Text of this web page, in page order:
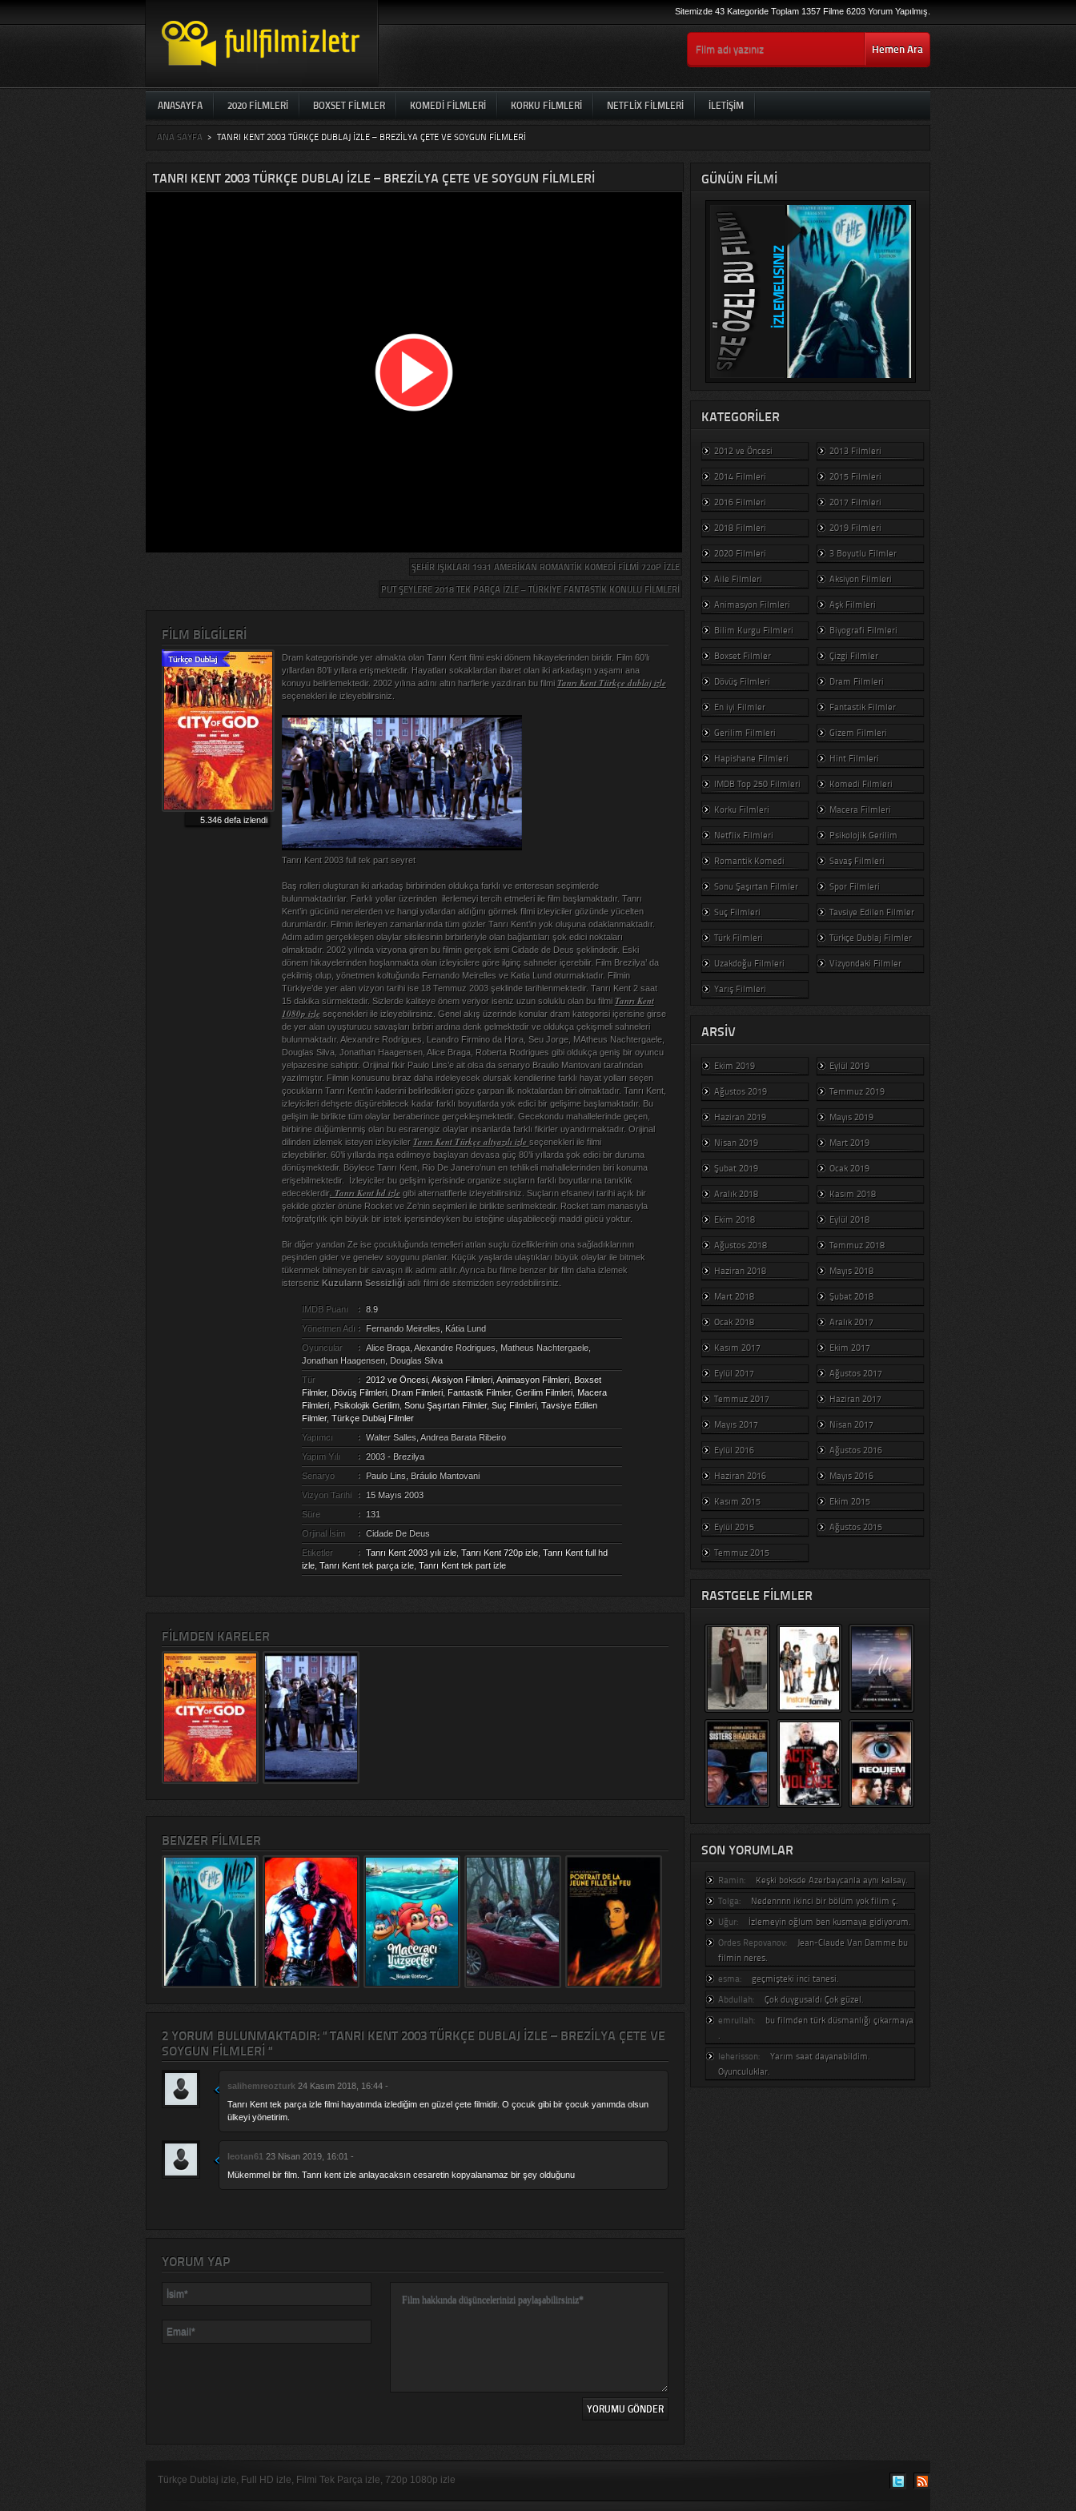
Sitemizde 43 Kategoride Toplam 1357 Filme 6203 Yorum Yapılmış.
Hemen Ara
ANASAYFA 2020 FILMLERI BOXSET FILMLER KOMEDI FILMLERI KORKU FILMLERI NETFLIX FILMLERI İLETIŞIM
ANA SAYFA > TANRI KENT 2003 TÜRKÇE DUBLAJ IZLE – BREZILYA ÇETE VE SOYGUN FILMLERI
TANRI KENT 2003 TÜRKÇE DUBLAJ IZLE – BREZILYA ÇETE VE SOYGUN FILMLERI
ŞEHIR IŞIKLARI 1931 AMERIKAN ROMANTIK KOMEDI FILMI 720P IZLE
PUT ŞEYLERE 2018 TEK PARÇA IZLE – TÜRKIYE FANTASTIK KONULU FILMLERI
FILM BILGILERI
5.346 defa izlendi
Dram kategorisinde yer almakta olan Tanrı Kent filmi eski dönem hikayelerinden biridir. Film 60’lı
yıllardan 80’li yıllara erişmektedir. Hayatları sokaklardan ibaret olan iki arkadaşın yaşamı ana
konuyu belirlemektedir. 2002 yılına adını altın harflerle yazdıran bu filmi Tanrı Kent Türkçe dublaj izle
seçenekleri ile izleyebilirsiniz.
Tanrı Kent 2003 full tek part seyret
Baş rolleri oluşturan iki arkadaş birbirinden oldukça farklı ve enteresan seçimlerde
bulunmaktadırlar. Farklı yollar üzerinden ilerlemeyi tercih etmeleri ile film başlamaktadır. Tanrı
Kent’in gücünü nerelerden ve hangi yollardan aldığını görmek filmi izleyiciler gözünde yücelten
durumlardır. Filmin ilerleyen zamanlarında tüm gözler Tanrı Kent’in yok oluşuna odaklanmaktadır.
Adım adım gerçekleşen olaylar silsilesinin birbirleriyle olan bağlantıları şok edici noktaları
olmaktadır. 2002 yılında vizyona giren bu filmin gerçek ismi Cidade de Deus şeklindedir. Eski
dönem hikayelerinden hoşlanmakta olan izleyicilere göre ilginç sahneler içerebilir. Film Brezilya’ da
çekilmiş olup, yönetmen koltuğunda Fernando Meirelles ve Katia Lund oturmaktadır. Filmin
Türkiye’de yer alan vizyon tarihi ise 18 Temmuz 2003 şeklinde tarihlenmektedir. Tanrı Kent 2 saat
15 dakika sürmektedir. Sizlerde kaliteye önem veriyor iseniz uzun soluklu olan bu filmi Tanrı Kent
1080p izleseçenekleri ile izleyebilirsiniz. Genel akış üzerinde konular dram kategorisi içerisine girse
de yer alan uyuşturucu savaşları birbiri ardına denk gelmektedir ve oldukça çekişmeli sahneleri
bulunmaktadır. Alexandre Rodrigues, Leandro Firmino da Hora, Seu Jorge, MAtheus Nachtergaele,
Douglas Silva, Jonathan Haagensen, Alice Braga, Roberta Rodrigues gibi oldukça geniş bir oyuncu
yelpazesine sahiptir. Orijinal fikir Paulo Lins’e ait olsa da senaryo Braulio Mantovani tarafından
yazılmıştır. Filmin konusunu biraz daha irdeleyecek olursak kendilerine farklı hayat yolları seçen
çocukların Tanrı Kent’in kaderini belirledikleri göze çarpan ilk noktalardan biri olmaktadır. Tanrı Kent,
izleyicileri dehşete düşürebilecek kadar farklı boyutlarda yok edici bir gelişime başlamaktadır. Bu
gelişim ile birlikte tüm olaylar beraberince gerçekleşmektedir. Gecekondu mahallelerinde geçen,
birbirine düğümlenmiş olan bu esrarengiz olaylar insanlarda farklı fikirler uyandırmaktadır. Orijinal
dilinden izlemek isteyen izleyiciler Tanrı Kent Türkçe altyazılı izle seçenekleri ile filmi
izleyebilirler. 60’li yıllarda inşa edilmeye başlayan devasa güç 80’li yıllarda şok edici bir duruma
dönüşmektedir. Böylece Tanrı Kent, Rio De Janeiro’nun en tehlikeli mahallelerinden biri konuma
erişebilmektedir. İzleyiciler bu gelişim içerisinde organize suçların farklı boyutlarına tanıklık
edeceklerdir. Tanrı Kent hd izlegibi alternatiflerle izleyebilirsiniz. Suçların efsanevi tarihi açık bir
şekilde gözler önüne Rocket ve Ze’nin seçimleri ile birlikte serilmektedir. Rocket tam manasıyla
fotoğrafçılık için büyük bir istek içerisindeyken bu isteğine ulaşabileceği maddi gücü yoktur.
Bir diğer yandan Ze ise çocukluğunda temelleri atılan suçlu özelliklerinin ona sağladıklarının
peşinden gider ve genelev soygunu planlar. Küçük yaşlarda ulaştıkları büyük olaylar ile bitmek
tükenmek bilmeyen bir savaşın ilk adımı atılır. Ayrıca bu filme benzer bir film daha izlemek
isterseniz Kuzuların Sessizliğiadlı filmi de sitemizden seyredebilirsiniz.
IMDB Puanı : 8.9
Yönetmen Adı :
Fernando Meirelles, Kátia Lund
Oyuncular
: Alice Braga, Alexandre Rodrigues, Matheus Nachtergaele,
Jonathan Haagensen, Douglas Silva
Tür
: 2012 ve Öncesi, Aksiyon Filmleri, Animasyon Filmleri, Boxset
Filmler, Dövüş Filmleri, Dram Filmleri, Fantastik Filmler, Gerilim Filmleri, Macera
Filmleri, Psikolojik Gerilim, Sonu Şaşırtan Filmler, Suç Filmleri, Tavsiye Edilen
Filmler, Türkçe Dublaj Filmler
Yapımcı
: Walter Salles, Andrea Barata Ribeiro
Yapım Yılı
: 2003 - Brezilya
Senaryo
:
Paulo Lins, Bráulio Mantovani
Vizyon Tarihi
: 15 Mayıs 2003
Süre
: 131
Orjinal İsim
: Cidade De Deus
Etiketler
: Tanrı Kent 2003 yılı izle, Tanrı Kent 720p izle, Tanrı Kent full hd
izle, Tanrı Kent tek parça izle, Tanrı Kent tek part izle
FILMDEN KARELER
BENZER FILMLER
2 YORUM BULUNMAKTADIR: " TANRI KENT 2003 TÜRKÇE DUBLAJ IZLE – BREZILYA ÇETE VE
SOYGUN FILMLERI "
salihemreozturk 24 Kasım 2018, 16:44 -
Tanrı Kent tek parça izle filmi hayatımda izlediğim en güzel çete filmidir. O çocuk gibi bir çocuk yanımda olsun
ülkeyi yönetirim.
leotan61 23 Nisan 2019, 16:01 -
Mükemmel bir film. Tanrı kent izle anlayacaksın cesaretin kopyalanamaz bir şey olduğunu
YORUM YAP
GÜNÜN FILMI
KATEGORILER
2012 ve Öncesi 2013 Filmleri
2014 Filmleri 2015 Filmleri
2016 Filmleri 2017 Filmleri
2018 Filmleri 2019 Filmleri
2020 Filmleri 3 Boyutlu Filmler
Aile Filmleri Aksiyon Filmleri
Animasyon Filmleri Aşk Filmleri
Bilim Kurgu Filmleri Biyografi Filmleri
Boxset Filmler Çizgi Filmler
Dövüş Filmleri Dram Filmleri
En iyi Filmler Fantastik Filmler
Gerilim Filmleri Gizem Filmleri
Hapishane Filmleri Hint Filmleri
IMDB Top 250 Filmleri Komedi Filmleri
Korku Filmleri Macera Filmleri
Netflix Filmleri Psikolojik Gerilim
Romantik Komedi Savaş Filmleri
Sonu Şaşırtan Filmler Spor Filmleri
Suç Filmleri Tavsiye Edilen Filmler
Türk Filmleri Türkçe Dublaj Filmler
Uzakdoğu Filmleri Vizyondaki Filmler
Yarış Filmleri
ARSIV
Ekim 2019 Eylül 2019
Ağustos 2019 Temmuz 2019
Haziran 2019 Mayıs 2019
Nisan 2019 Mart 2019
Şubat 2019 Ocak 2019
Aralık 2018 Kasım 2018
Ekim 2018 Eylül 2018
Ağustos 2018 Temmuz 2018
Haziran 2018 Mayıs 2018
Mart 2018 Şubat 2018
Ocak 2018 Aralık 2017
Kasım 2017 Ekim 2017
Eylül 2017 Ağustos 2017
Temmuz 2017 Haziran 2017
Mayıs 2017 Nisan 2017
Eylül 2016 Ağustos 2016
Haziran 2016 Mayıs 2016
Kasım 2015 Ekim 2015
Eylül 2015 Ağustos 2015
Temmuz 2015
RASTGELE FILMLER
SON YORUMLAR
Ramin:
Keşki boksde Azerbaycanla aynı kalsay.
Tolga:
Nedennnn ikinci bir bölüm yok filim ç.
Uğur:
İzlemeyin oğlum ben kusmaya gidiyorum.
Ordes Repovanov:
Jean-Claude Van Damme bu
filmin neres.
esma:
geçmişteki inci tanesi.
Abdullah:
Çok duygusaldı Çok güzel.
emrullah:
bu filmden türk düsmanlığı çıkarmaya
.
leherisson:
Yarım saat dayanabildim.
Oyunculuklar.
Türkçe Dublaj izle, Full HD izle, Filmi Tek Parça izle, 720p 1080p izle